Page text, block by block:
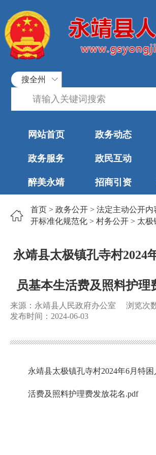
搜全州
网站首页 政务动态
政务服务 政民互动
醉美永靖 招商引资
首页 > 政务公开 > 法定主动公开内
开标准化规范化 > 村务公开 > 太极
永靖县太极镇孔寺村2024
员基本生活费及照料护理
来源：永靖县人民政府办公室 浏览次
发布时间：2024-06-03
永靖县太极镇孔寺村2024年6月特
活费及照料护理费发放花名.pdf